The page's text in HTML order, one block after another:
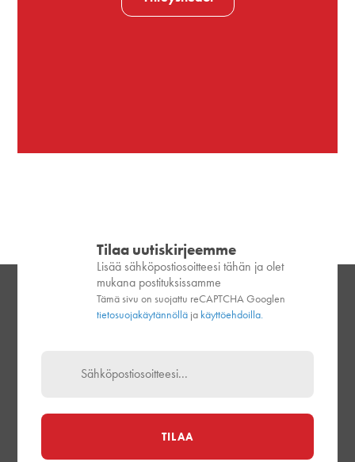
Tilaa uutiskirjeemme
Lisää sähköpostiosoitteesi tähän ja olet
mukana postituksissamme
Tämä sivu on suojattu reCAPTCHA Googlen
tietosuojakäytännöllä ja käyttöehdoilla.